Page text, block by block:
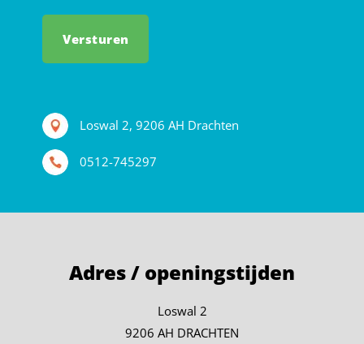
Loswal 2, 9206 AH Drachten
0512-745297
Adres / openingstijden
Loswal 2
9206 AH DRACHTEN